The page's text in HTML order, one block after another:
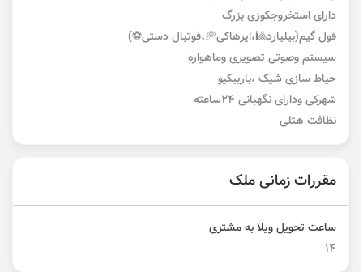
دارای استخروجکوزی بزرگ
فول گیم(بیلیارد🎱،ایرهاکی🥏،فوتبال دستی⚽️)
سیستم وصوتی تصویری وماهواره
حیاط سازی شیک ،باربیکیو
شهرکی ودارای نگهبانی ۲۴ساعته
نظافت هتلی
مقررات زمانی ملک
ساعت تحویل ویلا به مشتری
۱۴